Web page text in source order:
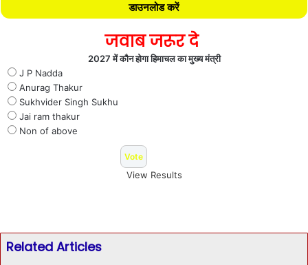
डाउनलोड करें
जवाब जरूर दे
2027 में कौन होगा हिमाचल का मुख्य मंत्री
J P Nadda
Anurag Thakur
Sukhvider Singh Sukhu
Jai ram thakur
Non of above
View Results
Related Articles